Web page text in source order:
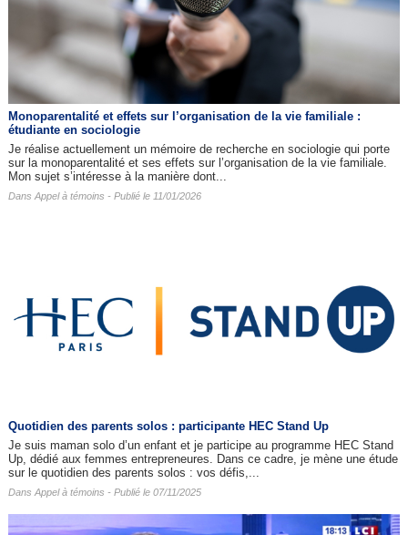
Monoparentalité et effets sur l’organisation de la vie familiale :
étudiante en sociologie
Je réalise actuellement un mémoire de recherche en sociologie qui porte
sur la monoparentalité et ses effets sur l’organisation de la vie familiale.
Mon sujet s’intéresse à la manière dont...
Dans Appel à témoins - Publié le 11/01/2026
Quotidien des parents solos : participante HEC Stand Up
Je suis maman solo d’un enfant et je participe au programme HEC Stand
Up, dédié aux femmes entrepreneures. Dans ce cadre, je mène une étude
sur le quotidien des parents solos : vos défis,...
Dans Appel à témoins - Publié le 07/11/2025